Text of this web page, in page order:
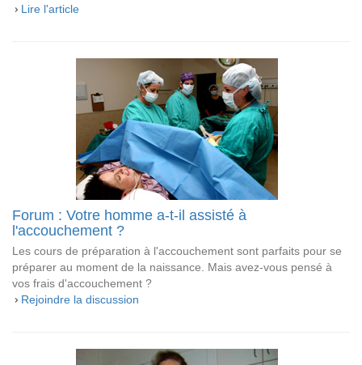
Lire l'article
Forum : Votre homme a-t-il assisté à
l'accouchement ?
Les cours de préparation à l'accouchement sont parfaits pour se
préparer au moment de la naissance. Mais avez-vous pensé à
vos frais d'accouchement ?
Rejoindre la discussion